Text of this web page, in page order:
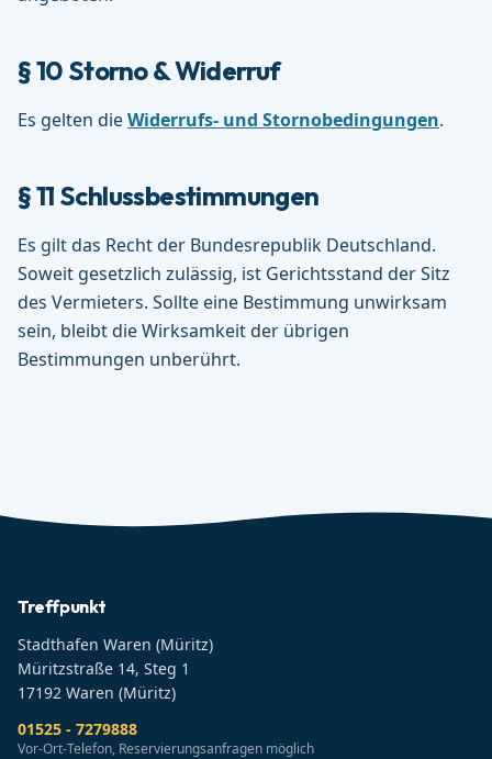
§ 10 Storno & Widerruf
Es gelten dieWiderrufs- und Stornobedingungen.
§ 11 Schlussbestimmungen
Es gilt das Recht der Bundesrepublik Deutschland.
Soweit gesetzlich zulässig, ist Gerichtsstand der Sitz
des Vermieters. Sollte eine Bestimmung unwirksam
sein, bleibt die Wirksamkeit der übrigen
Bestimmungen unberührt.
Treffpunkt
Stadthafen Waren (Müritz)
Müritzstraße 14, Steg 1
17192 Waren (Müritz)
01525 - 7279888
Vor-Ort-Telefon, Reservierungsanfragen möglich